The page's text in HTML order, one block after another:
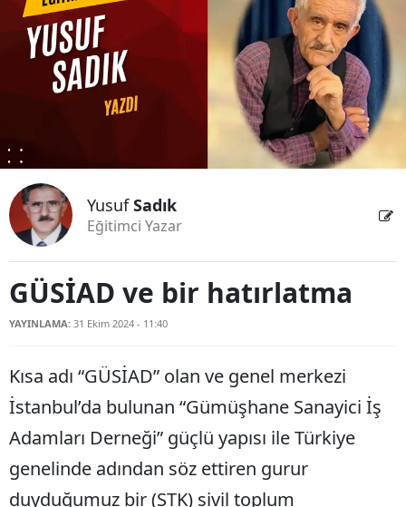
Bilecik
Bingöl
Bitlis
Bolu
Burdur
Çankırı
Diyarbakır
Elazığ
Erzincan
YusufSadık
Eğitimci Yazar
GÜSİAD ve bir hatırlatma
YAYINLAMA: 31 Ekim 2024 - 11:40
Kısa adı “GÜSİAD” olan ve genel merkezi
İstanbul’da bulunan “Gümüşhane Sanayici İş
Adamları Derneği” güçlü yapısı ile Türkiye
genelinde adından söz ettiren gurur
duyduğumuz bir (STK) sivil toplum